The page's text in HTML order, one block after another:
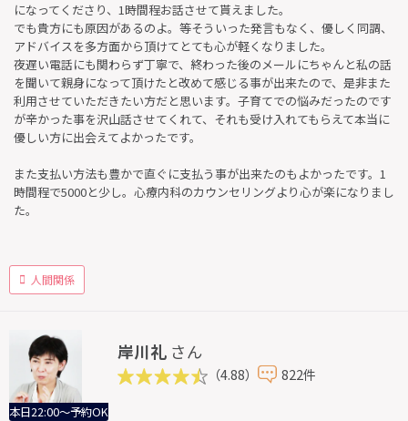
になってくださり、1時間程お話させて貰えました。
でも貴方にも原因があるのよ。等そういった発言もなく、優しく同調、
アドバイスを多方面から頂けてとても心が軽くなりました。
夜遅い電話にも関わらず丁寧で、終わった後のメールにちゃんと私の話
を聞いて親身になって頂けたと改めて感じる事が出来たので、是非また
利用させていただきたい方だと思います。子育てでの悩みだったのです
が辛かった事を沢山話させてくれて、それも受け入れてもらえて本当に
優しい方に出会えてよかったです。
また支払い方法も豊かで直ぐに支払う事が出来たのもよかったです。1
時間程で5000と少し。心療内科のカウンセリングより心が楽になりまし
た。
人間関係
本日22:00～予約OK
岸川礼 さん
（4.88） 822件